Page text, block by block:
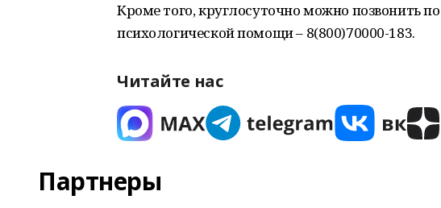
Кроме того, круглосуточно можно позвонить
психологической помощи – 8(800)70000-183.
Читайте нас
Партнеры